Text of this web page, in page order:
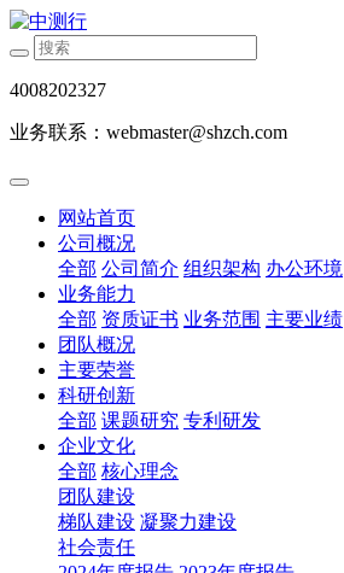
4008202327
业务联系：webmaster@shzch.com
网站首页
公司概况
全部 公司简介 组织架构 办公环境
业务能力
全部 资质证书 业务范围 主要业绩
团队概况
主要荣誉
科研创新
全部 课题研究 专利研发
企业文化
全部 核心理念
团队建设
梯队建设 凝聚力建设
社会责任